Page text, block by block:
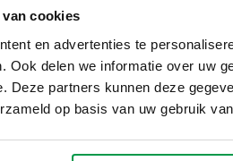
cookies
en advertenties te
Ook delen we informatie over uw
Deze partners kunnen deze
op basis van uw gebruik
SES Creative,